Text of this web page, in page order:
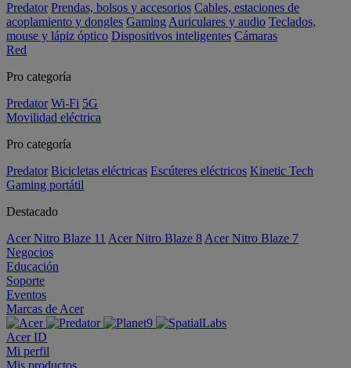
Predator Prendas, bolsos y accesorios Cables, estaciones de
acoplamiento y dongles Gaming Auriculares y audio Teclados,
mouse y lápiz óptico Dispositivos inteligentes Cámaras
Red
Pro categoría
Predator Wi-Fi 5G
Movilidad eléctrica
Pro categoría
Predator Bicicletas eléctricas Escúteres eléctricos Kinetic Tech
Gaming portátil
Destacado
Acer Nitro Blaze 11 Acer Nitro Blaze 8 Acer Nitro Blaze 7
Negocios
Educación
Soporte
Eventos
Marcas de Acer
Acer ID
Mi perfil
Mis productos